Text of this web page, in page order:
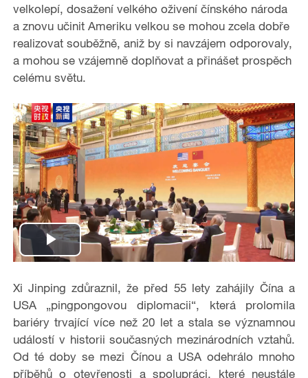
velkolepí, dosažení velkého oživení čínského národa
a znovu učinit Ameriku velkou se mohou zcela dobře
realizovat souběžně, aniž by si navzájem odporovaly,
a mohou se vzájemně doplňovat a přinášet prospěch
celému světu.
P
l
a
y
Xi Jinping zdůraznil, že před 55 lety zahájily Čína a
USA „pingpongovou diplomacii“, která prolomila
bariéry trvající více než 20 let a stala se významnou
událostí v historii současných mezinárodních vztahů.
Od té doby se mezi Čínou a USA odehrálo mnoho
příběhů o otevřenosti a spolupráci, které neustále